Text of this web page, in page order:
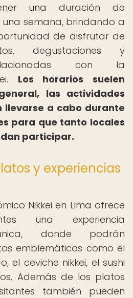
una duración de
semana, brindando a
de disfrutar de
degustaciones y
con la
Los horarios suelen
las actividades
llevarse a cabo durante
para que tanto locales
participar.
y experiencias
Nikkei en Lima ofrece
una experiencia
donde podrán
emblemáticos como el
el ceviche nikkei, el sushi
Además de los platos
también pueden